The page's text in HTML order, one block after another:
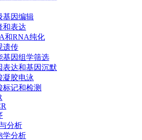
基因编辑
和表达
和RNA纯化
遗传
基因组学筛选
表达和基因沉默
凝胶电泳
标记和检测
分析
学分析